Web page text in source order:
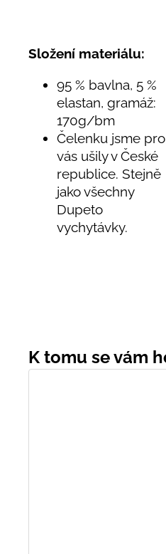
Složení materiálu:
95 % bavlna, 5 %
elastan, gramáž:
170g/bm
Čelenku jsme pro
vás ušily v České
republice. Stejně
jako všechny
Dupeto
vychytávky.